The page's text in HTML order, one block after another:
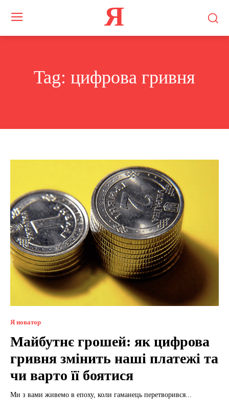
Я
Tag: цифрова гривня
Я новатор
Майбутнє грошей: як цифрова
гривня змінить наші платежі та
чи варто її боятися
Ми з вами живемо в епоху, коли гаманець перетворився...